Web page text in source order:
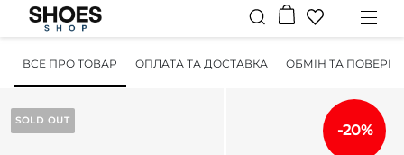
ВСЕ ПРО ТОВАР ОПЛАТА ТА ДОСТАВКА ОБМІН ТА
-20%
SOLD OUT